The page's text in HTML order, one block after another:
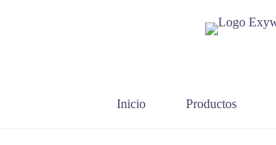
Inicio Productos